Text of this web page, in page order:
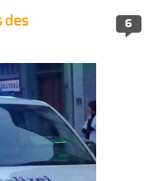
6
des